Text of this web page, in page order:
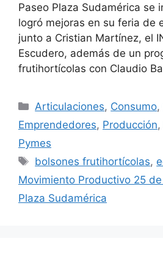
Paseo Plaza Sudamérica se
logró mejoras en su feria de
junto a Cristian Martínez, el
Escudero, además de un
frutihortícolas con Claudio
Articulaciones, Consumo,
Emprendedores, Producción,
Pymes
bolsones frutihortícolas,
Movimiento Productivo 25
Plaza Sudamérica